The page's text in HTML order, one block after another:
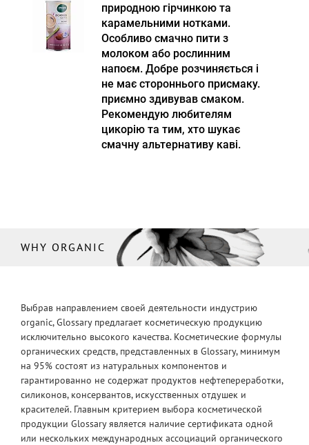
природною гірчинкою та
карамельними нотками.
Особливо смачно пити з
молоком або рослинним
напоєм. Добре розчиняється і
не має стороннього присмаку.
приємно здивував смаком.
Рекомендую любителям
цикорію та тим, хто шукає
смачну альтернативу каві.
WHY ORGANIC
Выбрав направлением своей деятельности индустрию
organic, Glossary предлагает косметическую продукцию
исключительно высокого качества. Косметические формулы
органических средств, представленных в Glossary, минимум
на 95% состоят из натуральных компонентов и
гарантированно не содержат продуктов нефтепереработки,
силиконов, консервантов, искусственных отдушек и
красителей. Главным критерием выбора косметической
продукции Glossary является наличие сертификата одной
или нескольких международных ассоциаций органического